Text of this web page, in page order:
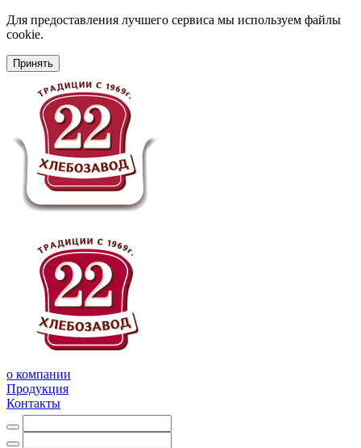
Для предоставления лучшего сервиса мы используем файлы
cookie.
Принять
о компании
Продукция
Контакты